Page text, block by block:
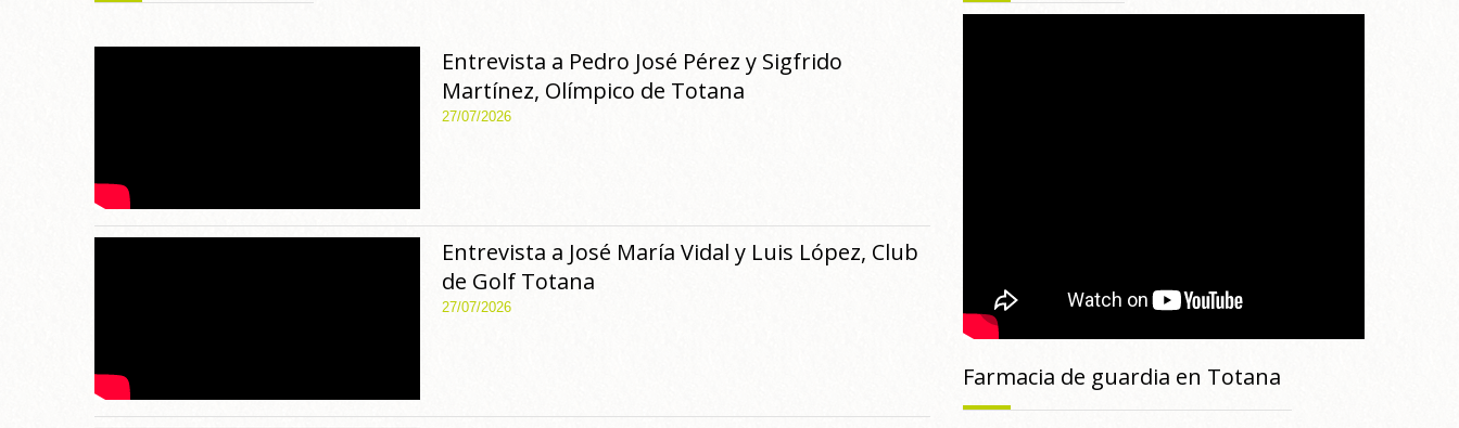
Entrevista a Pedro José Pérez y Sigfrido
Martínez, Olímpico de Totana
27/07/2026
Entrevista a José María Vidal y Luis López, Club
de Golf Totana
27/07/2026
Farmacia de guardia en Totana